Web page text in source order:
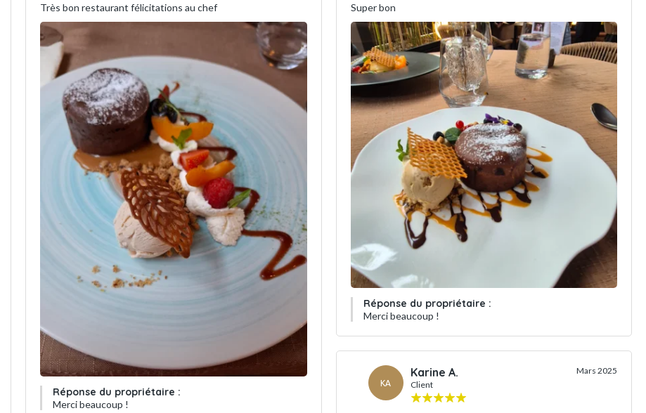
Très bon restaurant félicitations au chef
Réponse du propriétaire :
Merci beaucoup !
Super bon
Réponse du propriétaire :
Merci beaucoup !
KA
Karine A.
Client
Mars 2025